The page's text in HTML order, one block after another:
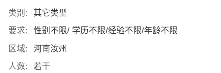
类别:
其它类型
要求:
性别不限/ 学历不限/经验不限/年龄不限
区域:
河南汝州
人数:
若干